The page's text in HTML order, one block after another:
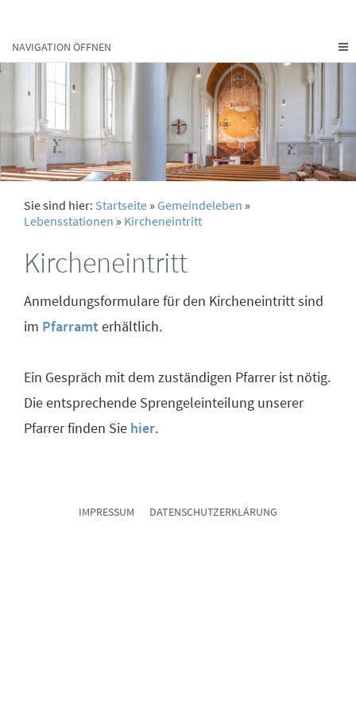
NAVIGATION ÖFFNEN
Sie sind hier: Startseite » Gemeindeleben »
Lebensstationen » Kircheneintritt
Kircheneintritt
Anmeldungsformulare für den Kircheneintritt sind
im Pfarramt erhältlich.
Ein Gespräch mit dem zuständigen Pfarrer ist nötig.
Die entsprechende Sprengeleinteilung unserer
Pfarrer finden Sie hier.
IMPRESSUM DATENSCHUTZERKLÄRUNG